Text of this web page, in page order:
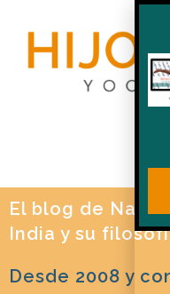
El blog de
India y su
Desde 2008 y